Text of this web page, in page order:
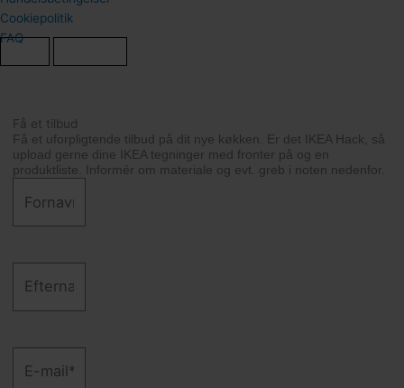
Cookiepolitik
FAQ
Få et tilbud
Få et uforpligtende tilbud på dit nye køkken. Er det IKEA Hack, så
upload gerne dine IKEA tegninger med fronter på og en
produktliste. Informér om materiale og evt. greb i noten nedenfor.